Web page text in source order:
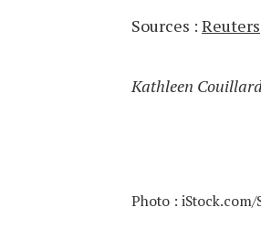
Sources : Reuters
Kathleen
Photo : iStock.com/